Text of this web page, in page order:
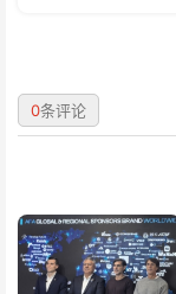
0条评论